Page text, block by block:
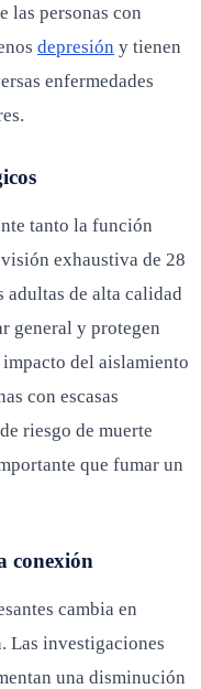
las personas con
depresión y tienen
enfermedades
tanto la función
exhaustiva de 28
adultas de alta calidad
general y protegen
impacto del aislamiento
con escasas
riesgo de muerte
que fumar un
conexión
cambia en
Las investigaciones
una disminución